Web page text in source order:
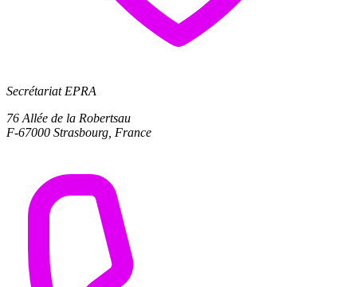
Secrétariat EPRA
76 Allée de la Robertsau
F-67000 Strasbourg, France